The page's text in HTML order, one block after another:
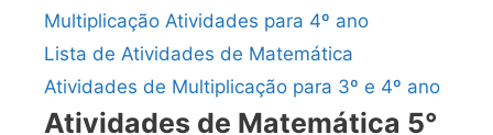
Multiplicação Atividades para 4º ano
Lista de Atividades de Matemática
Atividades de Multiplicação para 3º e 4º ano
Atividades de Matemática 5°